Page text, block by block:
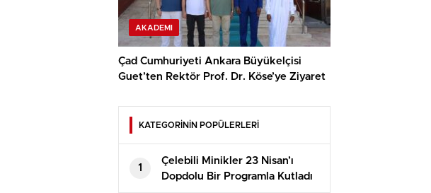
AKADEMI
Çad Cumhuriyeti Ankara Büyükelçisi
Guet’ten Rektör Prof. Dr. Köse’ye Ziyaret
KATEGORİNİN POPÜLERLERİ
1
Çelebili Minikler 23 Nisan’ı
Dopdolu Bir Programla Kutladı